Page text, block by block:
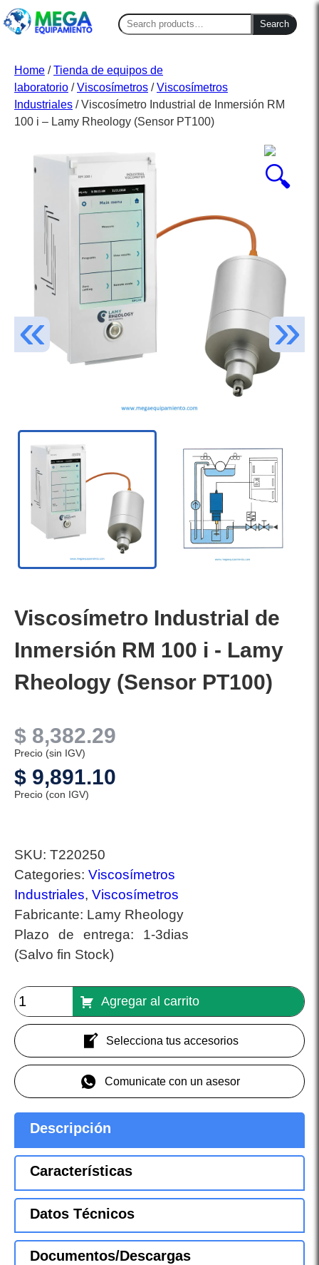
Search
for:
Search
Home /Tienda de equipos de
laboratorio /Viscosímetros /Viscosímetros
Industriales / Viscosímetro Industrial de Inmersión RM
100 i – Lamy Rheology (Sensor PT100)
Viscosímetro Industrial de
Inmersión RM 100 i - Lamy
Rheology (Sensor PT100)
$ 8,382.29
Precio (sin IGV)
$ 9,891.10
Precio (con IGV)
SKU: T220250
Categories: Viscosímetros
Industriales, Viscosímetros
Fabricante: Lamy Rheology
Plazo de entrega: 1-3dias
(Salvo fin Stock)
Agregar al carrito
Selecciona tus accesorios
Comunicate con un asesor
Descripción
Características
Datos Técnicos
Documentos/Descargas